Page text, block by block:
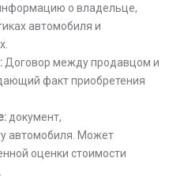
о владельце,
автомобиля и
Договор между продавцом и
факт приобретения
документ,
автомобиля. Может
оценки стоимости